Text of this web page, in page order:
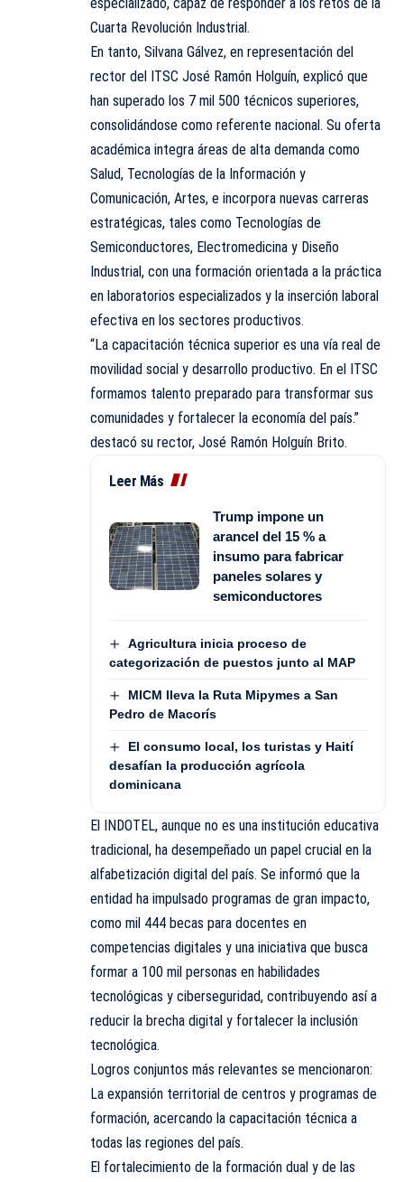
Cuarta Revolución Industrial.
En tanto, Silvana Gálvez, en representación del
rector del ITSC José Ramón Holguín, explicó que
han superado los 7 mil 500 técnicos superiores,
consolidándose como referente nacional. Su oferta
académica integra áreas de alta demanda como
Salud, Tecnologías de la Información y
Comunicación, Artes, e incorpora nuevas carreras
estratégicas, tales como Tecnologías de
Semiconductores, Electromedicina y Diseño
Industrial, con una formación orientada a la práctica
en laboratorios especializados y la inserción laboral
efectiva en los sectores productivos.
“La capacitación técnica superior es una vía real de
movilidad social y desarrollo productivo. En el ITSC
formamos talento preparado para transformar sus
comunidades y fortalecer la economía del país.”
destacó su rector, José Ramón Holguín Brito.
Leer Más
Trump impone un
arancel del 15 % a
insumo para fabricar
paneles solares y
semiconductores
Agricultura inicia proceso de
categorización de puestos junto al MAP
MICM lleva la Ruta Mipymes a San
Pedro de Macorís
El consumo local, los turistas y Haití
desafían la producción agrícola
dominicana
El INDOTEL, aunque no es una institución educativa
tradicional, ha desempeñado un papel crucial en la
alfabetización digital del país. Se informó que la
entidad ha impulsado programas de gran impacto,
como mil 444 becas para docentes en
competencias digitales y una iniciativa que busca
formar a 100 mil personas en habilidades
tecnológicas y ciberseguridad, contribuyendo así a
reducir la brecha digital y fortalecer la inclusión
tecnológica.
Logros conjuntos más relevantes se mencionaron:
La expansión territorial de centros y programas de
formación, acercando la capacitación técnica a
todas las regiones del país.
El fortalecimiento de la formación dual y de las